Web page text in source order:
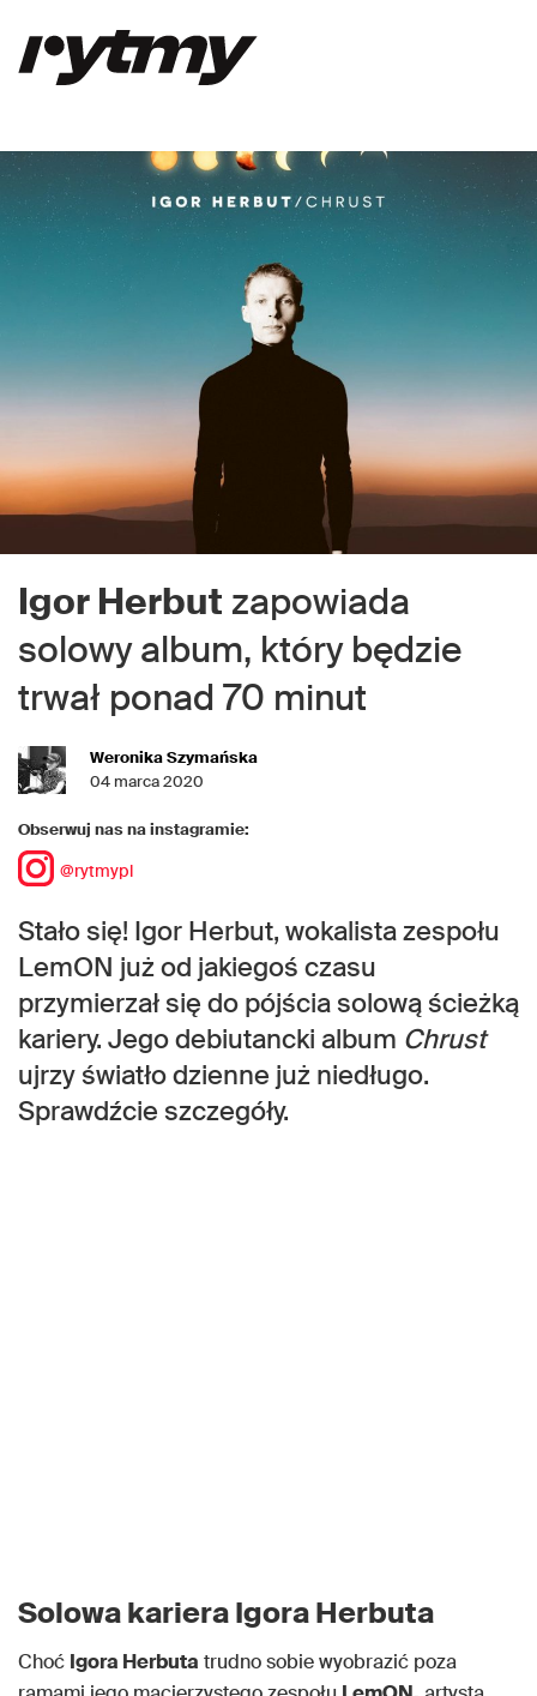
Igor Herbut zapowiada
solowy album, który będzie
trwał ponad 70 minut
Weronika Szymańska
04 marca 2020
Obserwuj nas na instagramie:
@rytmypl
Stało się! Igor Herbut, wokalista zespołu
LemON już od jakiegoś czasu
przymierzał się do pójścia solową ścieżką
kariery. Jego debiutancki album Chrust
ujrzy światło dzienne już niedługo.
Sprawdźcie szczegóły.
Solowa kariera Igora Herbuta
Choć Igora Herbuta trudno sobie wyobrazić poza